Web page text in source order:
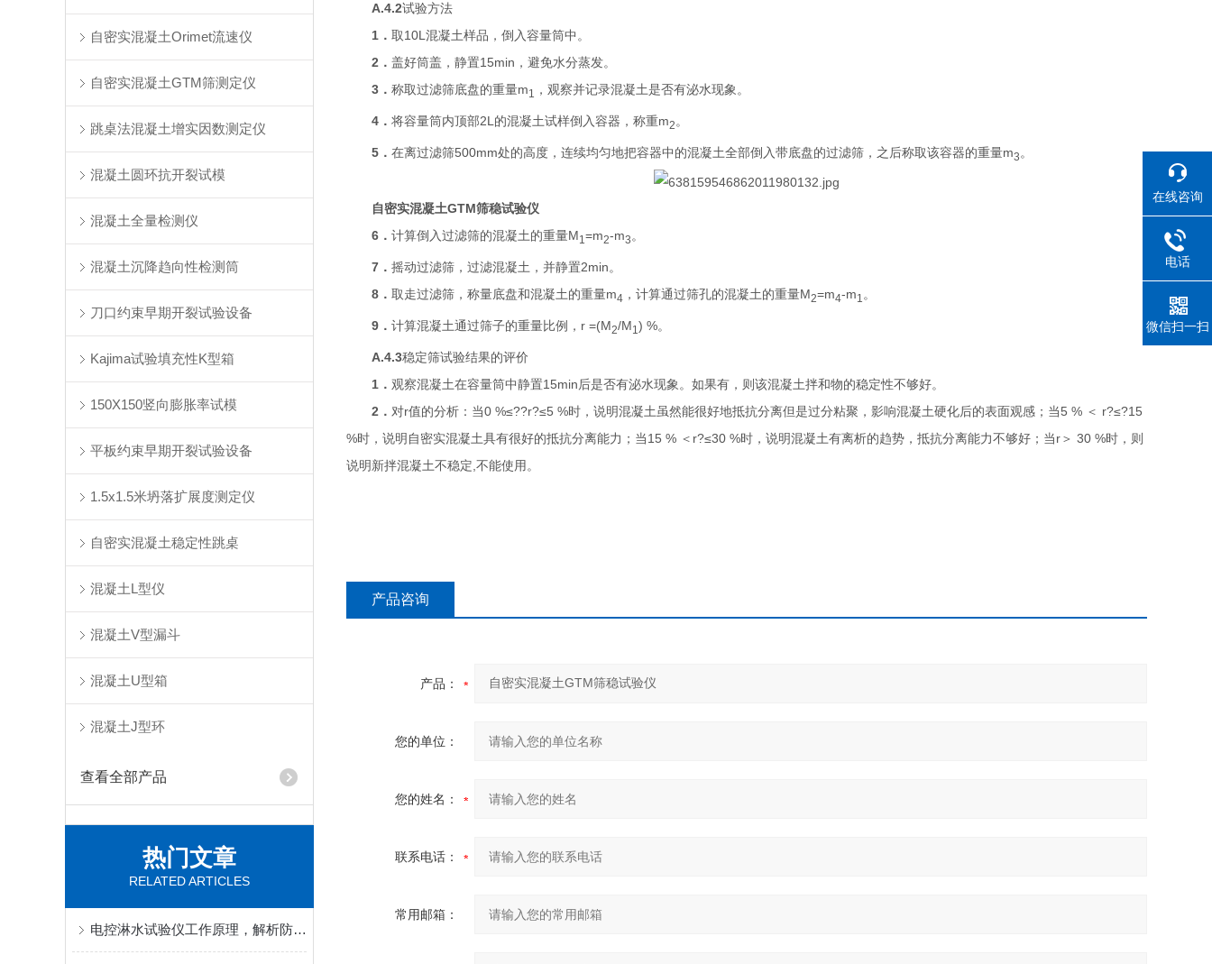
自密实混凝土Orimet流速仪
自密实混凝土GTM筛测定仪
跳桌法混凝土增实因数测定仪
混凝土圆环抗开裂试模
混凝土全量检测仪
混凝土沉降趋向性检测筒
刀口约束早期开裂试验设备
Kajima试验填充性K型箱
150X150竖向膨胀率试模
平板约束早期开裂试验设备
1.5x1.5米坍落扩展度测定仪
自密实混凝土稳定性跳桌
混凝土L型仪
混凝土V型漏斗
混凝土U型箱
混凝土J型环
查看全部产品
热门文章
RELATED ARTICLES
电控淋水试验仪工作原理，解析防水淋雨检测的核心控制逻辑
A.4.2试验方法
1 ． 取10L混凝土样品，倒入容量筒中。
2 ． 盖好筒盖，静置15min，避免水分蒸发。
3 ． 称取过滤筛底盘的重量m1 ，观察并记录混凝土是否有泌水现象。
4 ． 将容量筒内顶部2L的混凝土试样倒入容器，称重m2 。
5 ． 在离过滤筛500mm处的高度，连续均匀地把容器中的混凝土全部倒入带底盘的过滤筛，之后称取该容器的重量m3 。
自密实混凝土GTM筛稳试验仪
6 ． 计算倒入过滤筛的混凝土的重量M1 =m2-m3。
7 ． 摇动过滤筛，过滤混凝土，并静置2min。
8 ． 取走过滤筛，称量底盘和混凝土的重量m4 ，计算通过筛孔的混凝土的重量M2=m4-m1 。
9 ． 计算混凝土通过筛子的重量比例， r =(M2/M1 ) %。
A.4.3稳定筛试验结果的评价
1 ． 观察混凝土在容量筒中静置15min后是否有泌水现象。如果有，则该混凝土拌和物的稳定性不够好。
2 ． 对r值的分析：当0 %≤??r?≤5 %时，说明混凝土虽然能很好地抵抗分离但是过分粘聚，影响混凝土硬化后的表面观感；当5 % ＜ r?≤?15
%时，说明自密实混凝土具有很好的抵抗分离能力；当15 % ＜ r?≤30 %时，说明混凝土有离析的趋势，抵抗分离能力不够好；当r＞ 30 %时，则
说明新拌混凝土不稳定,不能使用。
产品咨询
产品：
您的单位：
您的姓名：
联系电话：
常用邮箱：
在线咨询
电话
微信扫一扫